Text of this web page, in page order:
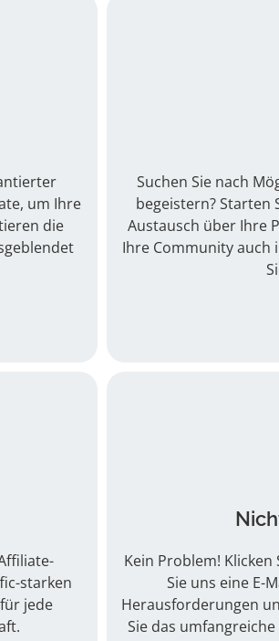
um Ihre
die
Suchen Sie nach
begeistern? Starten
Austausch über Ihre
Ihre Community auch
starken
jede
Kein Problem!
Sie uns eine E-
Herausforderungen
Sie das